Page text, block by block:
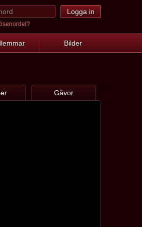
Bilder
Gåvor